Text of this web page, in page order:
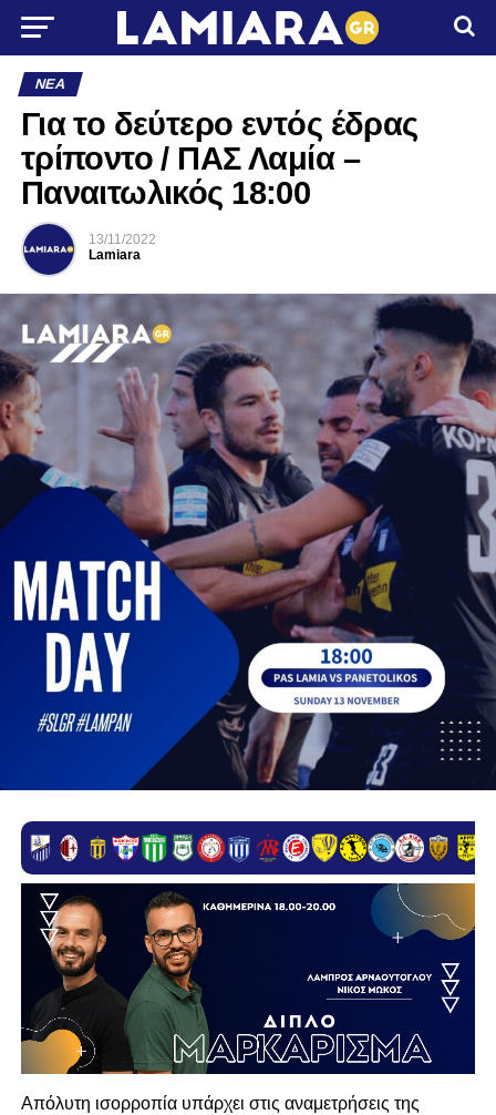
ΝΈΑ
Για το δεύτερο εντός έδρας
τρίποντο / ΠΑΣ Λαμία –
Παναιτωλικός 18:00
13/11/2022
Lamiara
Απόλυτη ισορροπία υπάρχει στις αναμετρήσεις της